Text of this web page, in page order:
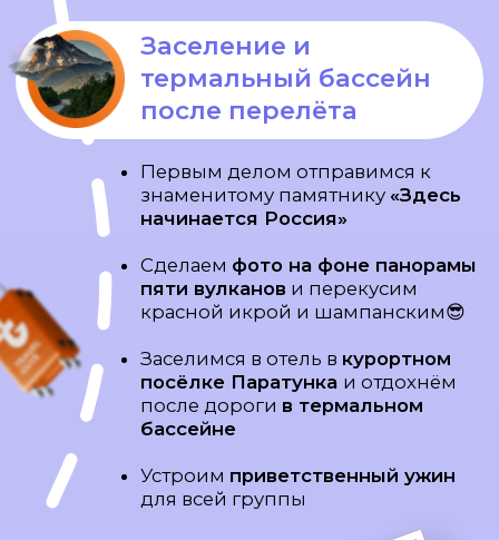
Едемна джипахпо серпантинуна
перевал Вилючинский , наслаждаясь
видом на 9 вулканов 😍
Перекус перед восхождением +
Выдача снаряжениядля подъёма
Восхождениена вулкан Горелый
невероятным видом) +
Мотивационная поддержка гидов
всё время пути
Горячий обед